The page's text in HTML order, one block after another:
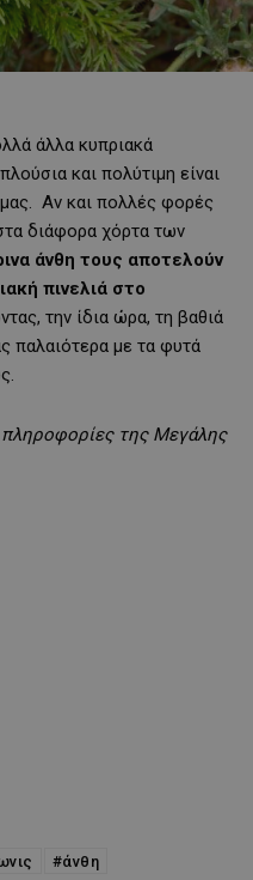
άλλα κυπριακά
και πολύτιμη είναι
Αν και πολλές φορές
διάφορα χόρτα των
άνθη τους αποτελούν
πινελιά στο
την ίδια ώρα, τη βαθιά
παλαιότερα με τα φυτά
πληροφορίες της Μεγάλης
#άνθη